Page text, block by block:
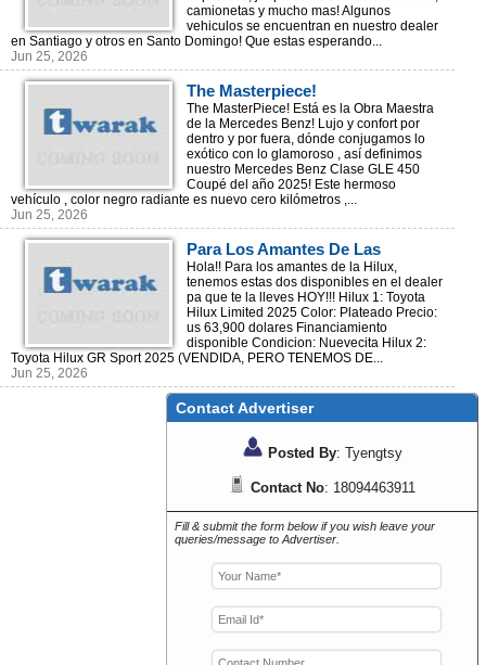
camionetas y mucho mas! Algunos
vehiculos se encuentran en nuestro dealer
en Santiago y otros en Santo Domingo! Que estas esperando...
Jun 25, 2026
The Masterpiece!
The MasterPiece! Está es la Obra Maestra
de la Mercedes Benz! Lujo y confort por
dentro y por fuera, dónde conjugamos lo
exótico con lo glamoroso , así definimos
nuestro Mercedes Benz Clase GLE 450
Coupé del año 2025! Este hermoso
vehículo , color negro radiante es nuevo cero kilómetros ,...
Jun 25, 2026
Para Los Amantes De Las
Camionetas Toyota Hilux!!
Hola!! Para los amantes de la Hilux,
tenemos estas dos disponibles en el dealer
pa que te la lleves HOY!!! Hilux 1: Toyota
Hilux Limited 2025 Color: Plateado Precio:
us 63,900 dolares Financiamiento
disponible Condicion: Nuevecita Hilux 2:
Toyota Hilux GR Sport 2025 (VENDIDA, PERO TENEMOS DE...
Jun 25, 2026
Contact Advertiser
Posted By: Tyengtsy
Contact No: 18094463911
Fill & submit the form below if you wish leave your
queries/message to Advertiser.